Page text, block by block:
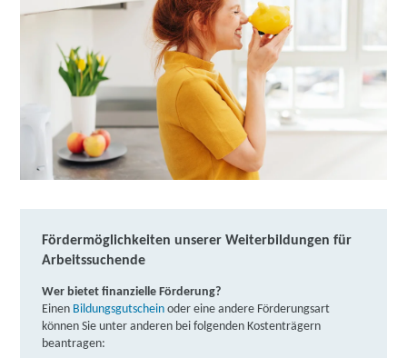
Fördermöglichkeiten unserer Weiterbildungen für
Arbeitssuchende
Wer bietet finanzielle Förderung?
Einen Bildungsgutschein oder eine andere Förderungsart
können Sie unter anderen bei folgenden Kostenträgern
beantragen: